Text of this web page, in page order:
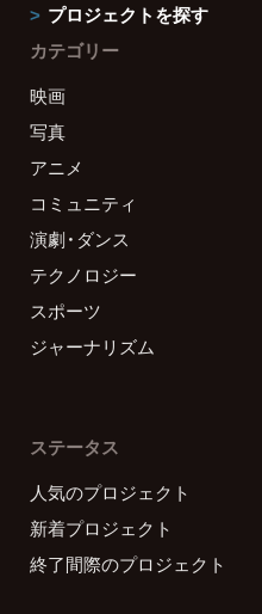
プロジェクトを探す
カテゴリー
映画
写真
アニメ
コミュニティ
演劇・ダンス
テクノロジー
スポーツ
ジャーナリズム
ステータス
人気のプロジェクト
新着プロジェクト
終了間際のプロジェクト